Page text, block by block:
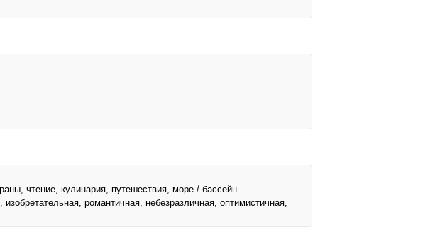
чтение, кулинария, путешествия, море / бассейн
романтичная, небезразличная, оптимистичная,